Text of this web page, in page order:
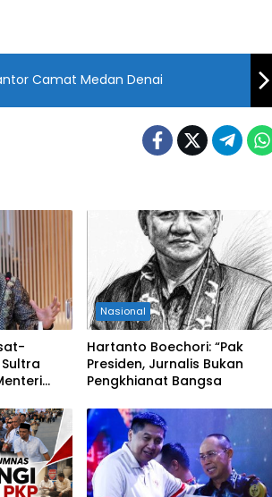
Camat Medan Denai
Nasional
Hartanto Boechori: “Pak
Presiden, Jurnalis Bukan
Pengkhianat Bangsa